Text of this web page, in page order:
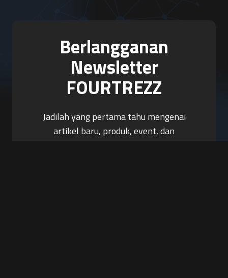
Berlangganan
Newsletter
FOURTREZZ
Jadilah yang pertama tahu mengenai
artikel baru, produk, event, dan